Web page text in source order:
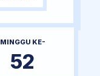
MINGGU KE-
52